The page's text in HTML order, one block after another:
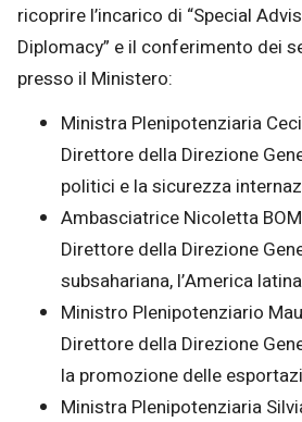
ricoprire l’incarico di “Special
Diplomacy” e il conferimento dei
presso il Ministero:
Ministra Plenipotenziaria
Direttore della Direzione
politici e la sicurezza
Ambasciatrice Nicoletta
Direttore della Direzione
subsahariana, l’America
Ministro Plenipotenziario
Direttore della Direzione
la promozione delle
Ministra Plenipotenziaria